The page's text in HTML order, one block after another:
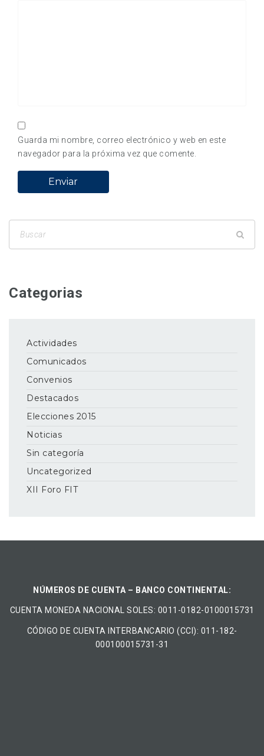
Guarda mi nombre, correo electrónico y web en este
navegador para la próxima vez que comente.
Categorias
Actividades
Comunicados
Convenios
Destacados
Elecciones 2015
Noticias
Sin categoría
Uncategorized
XII Foro FIT
NÚMEROS DE CUENTA – BANCO CONTINENTAL:
CUENTA MONEDA NACIONAL​ ​SOLES​: 0011-0182-0100015731
CÓDIGO DE CUENTA INTERBANCARIO (CCI): 011-182-
000100015731-31